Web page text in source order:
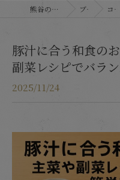
熊谷の和食なら北はち ブログ コラム
豚汁に合う和食の
副菜レシピでバラ
2025/11/24